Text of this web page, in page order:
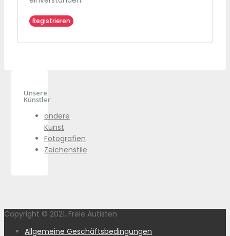
Registrieren
Unsere
Künstler
andere
Kunst
Fotografien
Zeichenstile
Copyright © 2021, Freie Autisten
Allgemeine Geschäftsbedingungen